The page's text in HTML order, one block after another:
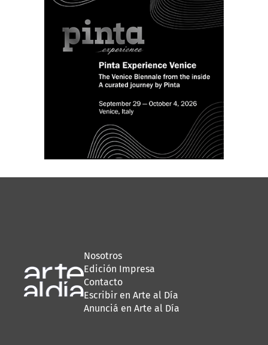
Nosotros
Edición Impresa
Contacto
Escribir en Arte al Día
Anunciá en Arte al Día